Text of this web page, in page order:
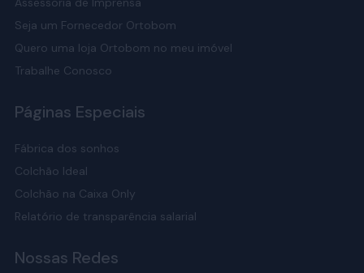
Seja um Fornecedor Ortobom
Quero uma loja Ortobom no meu imóvel
Trabalhe Conosco
Páginas Especiais
Fábrica dos sonhos
Colchão Ideal
Colchão na Caixa Only
Relatório de transparência salarial
Nossas Redes